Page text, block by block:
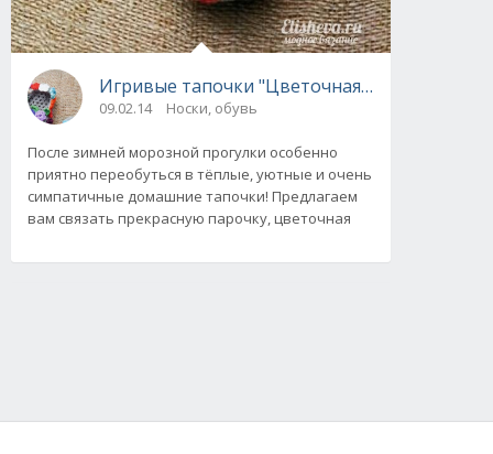
Игривые тапочки "Цветочная полянка",
09.02.14 Носки, обувь
После зимней морозной прогулки особенно
приятно переобуться в тёплые, уютные и очень
симпатичные домашние тапочки! Предлагаем
вам связать прекрасную парочку, цветочная